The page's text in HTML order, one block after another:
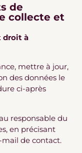
de
collecte et
droit à
mettre à jour,
des données le
ci-après
responsable du
en précisant
mail de contact.